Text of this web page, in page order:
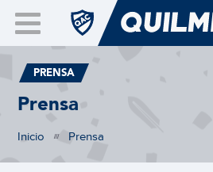
PRENSA
Prensa
Inicio /// Prensa